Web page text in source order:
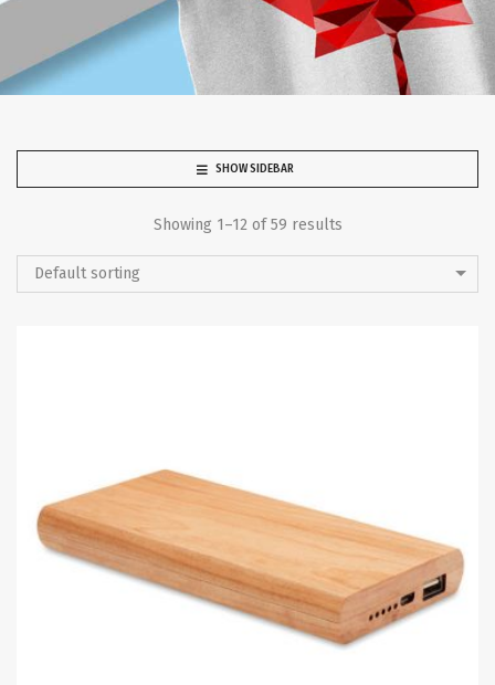
SHOW SIDEBAR
Showing 1–12 of 59 results
Default sorting